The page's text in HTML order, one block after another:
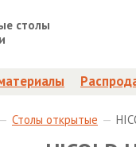
столы
Столы открытые